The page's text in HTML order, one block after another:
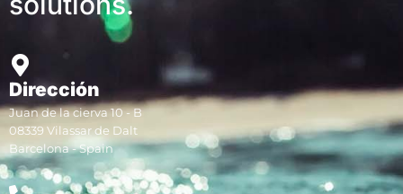
Dirección
Juan de la cierva 10 - B
08339 Vilassar de Dalt
Barcelona - Spain